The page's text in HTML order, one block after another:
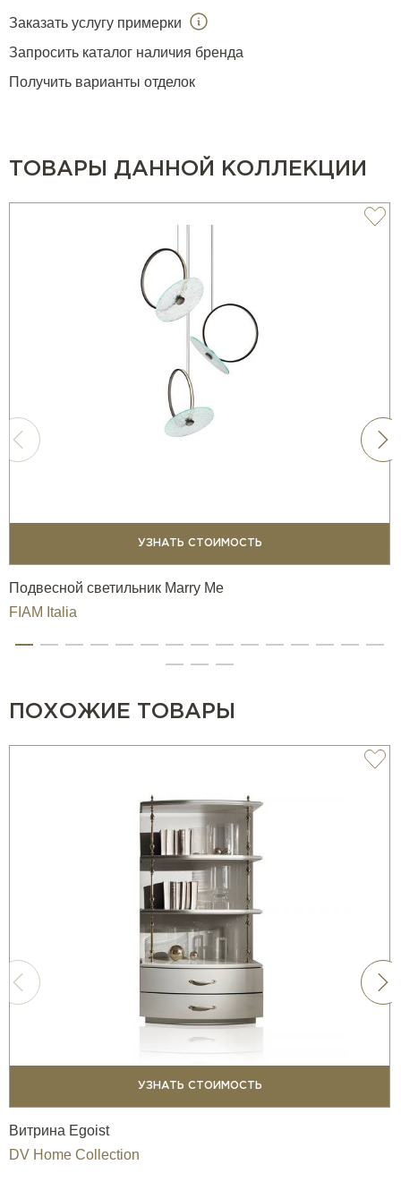
Заказать услугу примерки
Запросить каталог наличия бренда
Получить варианты отделок
ТОВАРЫ ДАННОЙ КОЛЛЕКЦИИ
УЗНАТЬ СТОИМОСТЬ
Подвесной светильник Marry Me
FIAM Italia
ПОХОЖИЕ ТОВАРЫ
УЗНАТЬ СТОИМОСТЬ
Витрина Egoist
DV Home Collection